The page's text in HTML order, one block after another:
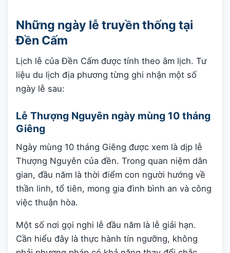
Những ngày lễ truyền thống tại
Đền Cấm
Lịch lễ của Đền Cấm được tính theo âm lịch. Tư
liệu du lịch địa phương từng ghi nhận một số
ngày lễ sau:
Lễ Thượng Nguyên ngày mùng 10 tháng
Giêng
Ngày mùng 10 tháng Giêng được xem là dịp lễ
Thượng Nguyên của đền. Trong quan niệm dân
gian, đầu năm là thời điểm con người hướng về
thần linh, tổ tiên, mong gia đình bình an và công
việc thuận hòa.
Một số nơi gọi nghi lễ đầu năm là lễ giải hạn.
Cần hiểu đây là thực hành tín ngưỡng, không